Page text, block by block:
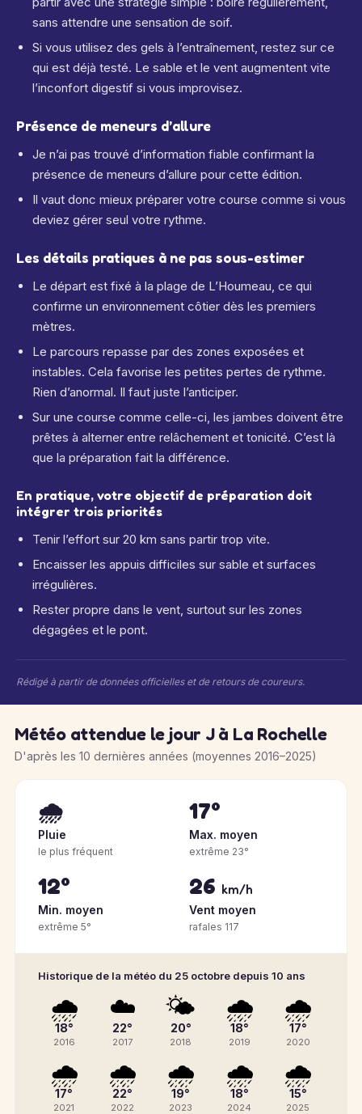
sans attendre une sensation de soif.
Si vous utilisez des gels à l’entraînement, restez sur ce
qui est déjà testé. Le sable et le vent augmentent vite
l’inconfort digestif si vous improvisez.
Présence de meneurs d’allure
Je n’ai pas trouvé d’information fiable confirmant la
présence de meneurs d’allure pour cette édition.
Il vaut donc mieux préparer votre course comme si vous
deviez gérer seul votre rythme.
Les détails pratiques à ne pas sous-estimer
Le départ est fixé à la plage de L’Houmeau, ce qui
confirme un environnement côtier dès les premiers
mètres.
Le parcours repasse par des zones exposées et
instables. Cela favorise les petites pertes de rythme.
Rien d’anormal. Il faut juste l’anticiper.
Sur une course comme celle-ci, les jambes doivent être
prêtes à alterner entre relâchement et tonicité. C’est là
que la préparation fait la différence.
En pratique, votre objectif de préparation doit
intégrer trois priorités
Tenir l’effort sur 20 km sans partir trop vite.
Encaisser les appuis difficiles sur sable et surfaces
irrégulières.
Rester propre dans le vent, surtout sur les zones
dégagées et le pont.
Rédigé à partir de données officielles et de retours de coureurs.
Météo attendue le jour J à La Rochelle
D'après les 10 dernières années (moyennes 2016–2025)
🌧️
Pluie
le plus fréquent
17°
Max. moyen
extrême 23°
12°
Min. moyen
extrême 5°
26 km/h
Vent moyen
rafales 117
Historique de la météo du 25 octobre depuis 10 ans
🌧️
18°
2016
☁️
22°
2017
🌤️
20°
2018
🌧️
18°
2019
🌧️
17°
2020
🌧️
17°
2021
🌧️
22°
2022
🌧️
19°
2023
🌧️
18°
2024
🌧️
15°
2025